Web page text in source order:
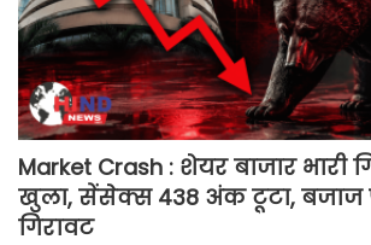
Market Crash : शेयर बाजार भारी
खुला, सेंसेक्स 438 अंक टूटा, बजाज
गिरावट